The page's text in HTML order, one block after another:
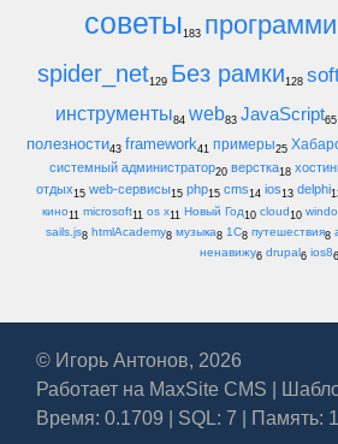
советы183
spider_net129 Без рамки128
инструменты84 web83 JavaScript65
полезности43 framework41 примеры25
системный администратор20 верстка18
отдых15 web-сервисы15 php15 cms14 ios13 delphi
кино11 microsoft11 os x11 Новый Год10 cloud10
sails.js8 htmlAcademy8 музыка8 1С8 путешествия8
ненавижу6 drupal6 ios86
© Игорь Антонов, 2026
Работает на MaxSite CMS
Время: 0.1709 | SQL: 7 | Память: